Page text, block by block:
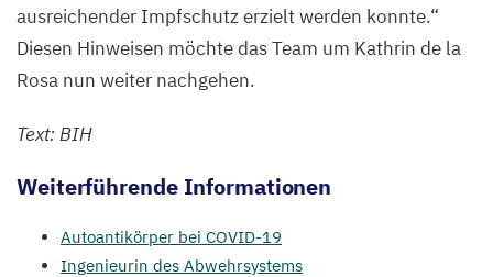
ausreichender Impfschutz erzielt werden konnte.“
Diesen Hinweisen möchte das Team um Kathrin de la
Rosa nun weiter nachgehen.
Text:BIH
Weiterführende Informationen
Autoantikörper bei COVID-19
Ingenieurin des Abwehrsystems